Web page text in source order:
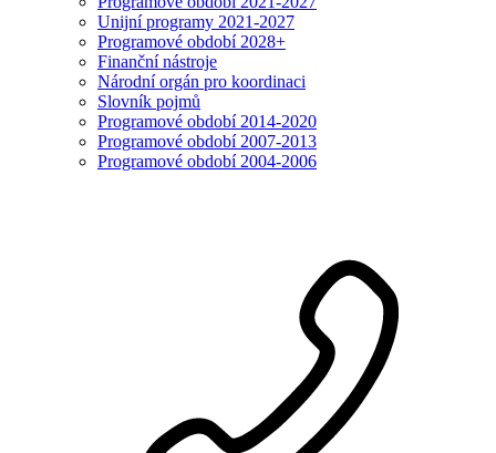
Unijní programy 2021-2027
Programové období 2028+
Finanční nástroje
Národní orgán pro koordinaci
Slovník pojmů
Programové období 2014-2020
Programové období 2007-2013
Programové období 2004-2006